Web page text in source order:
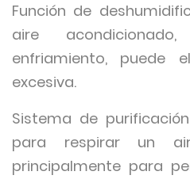
Función de
aire
enfriamiento, puede
excesiva.
Sistema de
para respirar un
principalmente para